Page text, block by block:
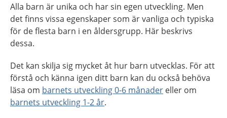
Alla barn är unika och har sin egen utveckling. Men
det finns vissa egenskaper som är vanliga och typiska
för de flesta barn i en åldersgrupp. Här beskrivs
dessa.
Det kan skilja sig mycket åt hur barn utvecklas. För att
förstå och känna igen ditt barn kan du också behöva
läsa om barnets utveckling 0-6 månader eller om
barnets utveckling 1-2 år.